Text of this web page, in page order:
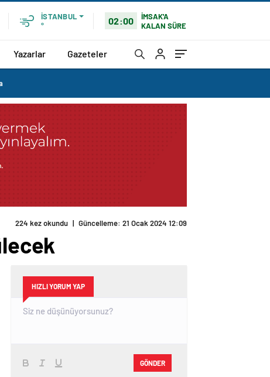
İSTANBUL
°
02:00
İMSAK'A
KALAN SÜRE
Yazarlar Gazeteler
224 kez okundu | Güncelleme: 21 Ocak 2024 12:09
HIZLI YORUM YAP
GÖNDER